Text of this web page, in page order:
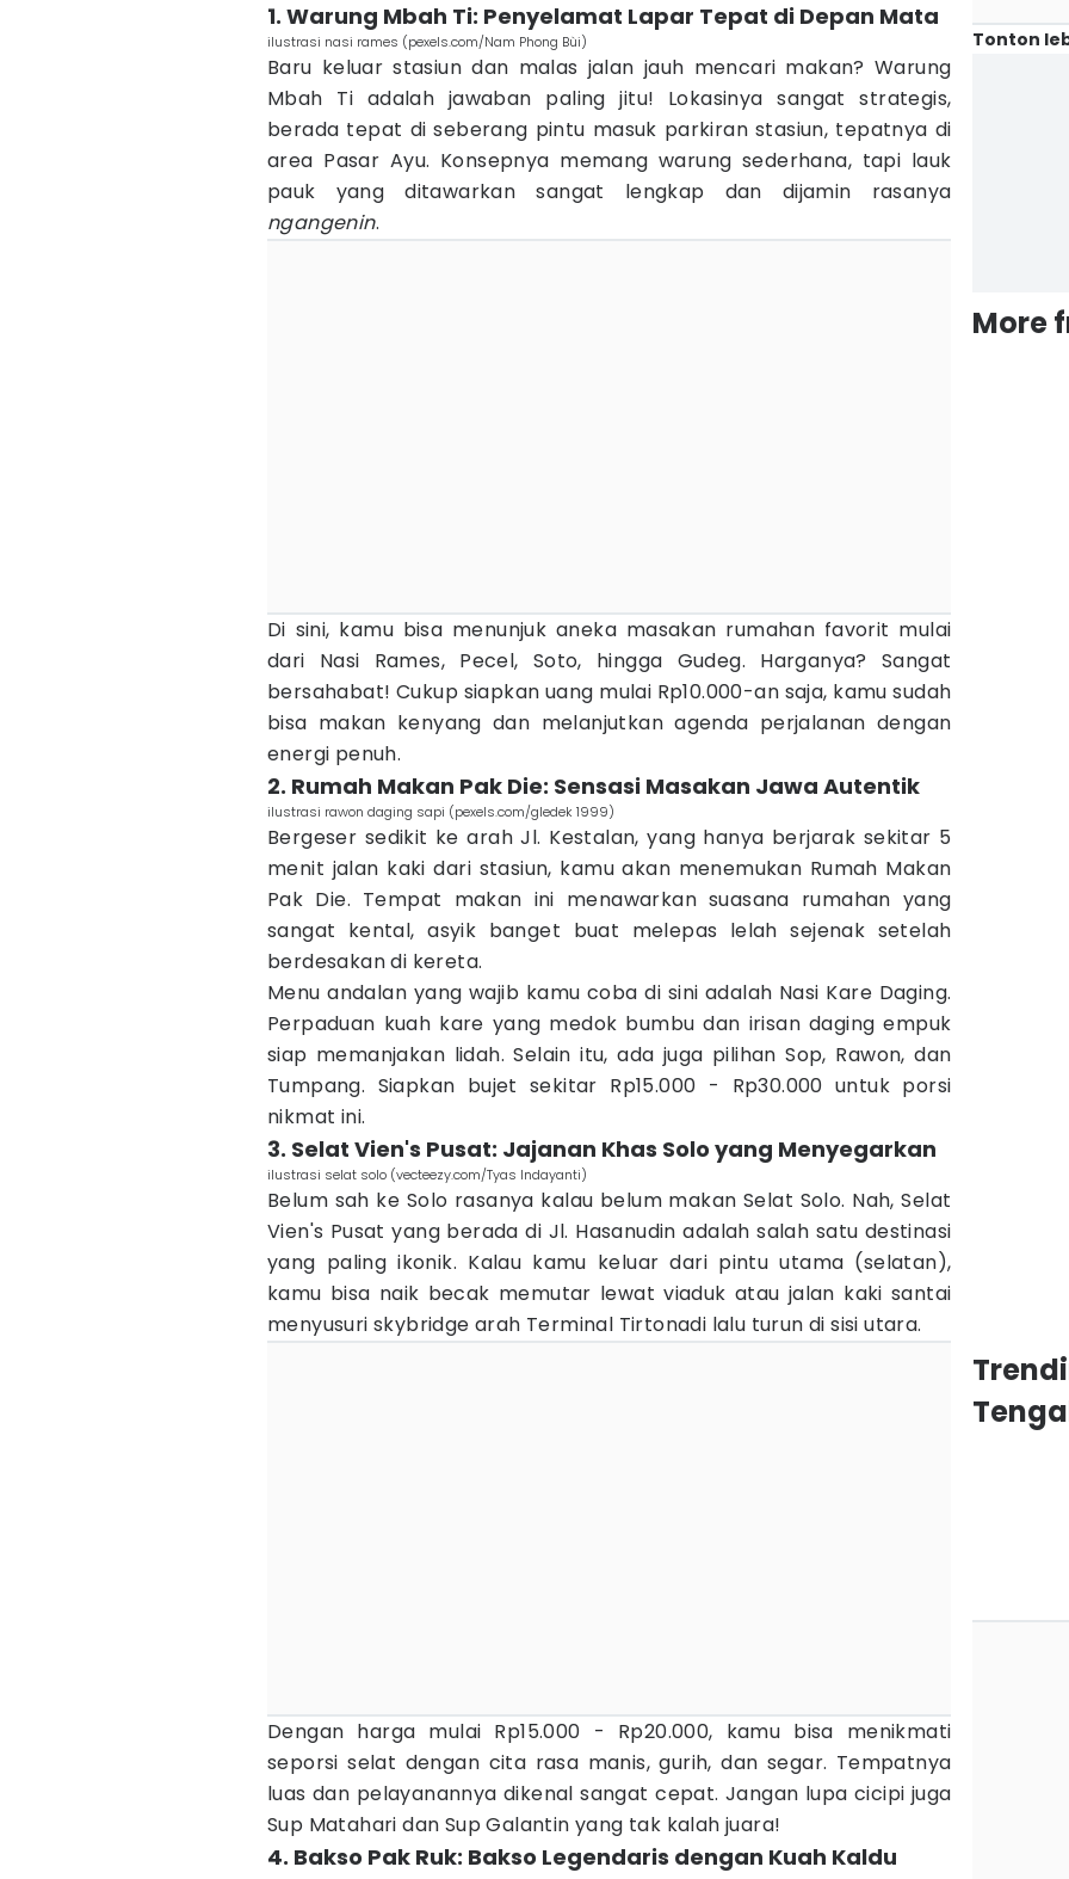
1. Warung Mbah Ti: Penyelamat Lapar Tepat di Depan Mata
ilustrasi nasi rames (pexels.com/Nam Phong Bùi)
Baru keluar stasiun dan malas jalan jauh mencari makan? Warung
Mbah Ti adalah jawaban paling jitu! Lokasinya sangat strategis,
berada tepat di seberang pintu masuk parkiran stasiun, tepatnya di
area Pasar Ayu. Konsepnya memang warung sederhana, tapi lauk
pauk yang ditawarkan sangat lengkap dan dijamin rasanya
ngangenin.
Di sini, kamu bisa menunjuk aneka masakan rumahan favorit mulai
dari Nasi Rames, Pecel, Soto, hingga Gudeg. Harganya? Sangat
bersahabat! Cukup siapkan uang mulai Rp10.000-an saja, kamu sudah
bisa makan kenyang dan melanjutkan agenda perjalanan dengan
energi penuh.
2. Rumah Makan Pak Die: Sensasi Masakan Jawa Autentik
ilustrasi rawon daging sapi (pexels.com/gledek 1999)
Bergeser sedikit ke arah Jl. Kestalan, yang hanya berjarak sekitar 5
menit jalan kaki dari stasiun, kamu akan menemukan Rumah Makan
Pak Die. Tempat makan ini menawarkan suasana rumahan yang
sangat kental, asyik banget buat melepas lelah sejenak setelah
berdesakan di kereta.
Menu andalan yang wajib kamu coba di sini adalah Nasi Kare Daging.
Perpaduan kuah kare yang medok bumbu dan irisan daging empuk
siap memanjakan lidah. Selain itu, ada juga pilihan Sop, Rawon, dan
Tumpang. Siapkan bujet sekitar Rp15.000 - Rp30.000 untuk porsi
nikmat ini.
3. Selat Vien's Pusat: Jajanan Khas Solo yang Menyegarkan
ilustrasi selat solo (vecteezy.com/Tyas Indayanti)
Belum sah ke Solo rasanya kalau belum makan Selat Solo. Nah, Selat
Vien's Pusat yang berada di Jl. Hasanudin adalah salah satu destinasi
yang paling ikonik. Kalau kamu keluar dari pintu utama (selatan),
kamu bisa naik becak memutar lewat viaduk atau jalan kaki santai
menyusuri skybridge arah Terminal Tirtonadi lalu turun di sisi utara.
Dengan harga mulai Rp15.000 - Rp20.000, kamu bisa menikmati
seporsi selat dengan cita rasa manis, gurih, dan segar. Tempatnya
luas dan pelayanannya dikenal sangat cepat. Jangan lupa cicipi juga
Sup Matahari dan Sup Galantin yang tak kalah juara!
4. Bakso Pak Ruk: Bakso Legendaris dengan Kuah Kaldu
Tonton
More